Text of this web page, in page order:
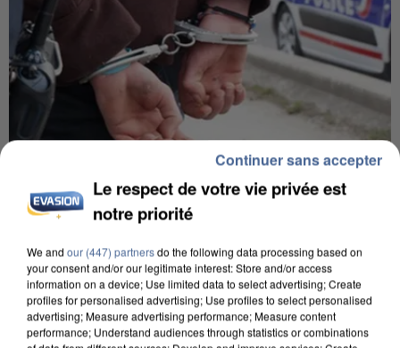
7 août 2026
Un second cadre de la DZ Mafia interpellé en
Algérie
Un cofondateur du réseau avait été interpellé
quelques jours plus tôt.
Le respect de votre vie privée est
notre priorité
We and our (447) partnersdo the following data processing based on
your consent and/or our legitimate interest: Store and/or access
information on a device; Use limited data to select advertising; Create
profiles for personalised advertising; Use profiles to select personalised
advertising; Measure advertising performance; Measure content
performance; Understand audiences through statistics or combinations
Continuer sans accepter